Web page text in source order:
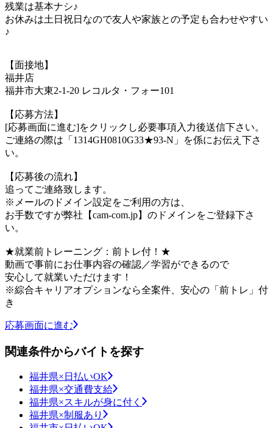
残業は基本ナシ♪
お休みは土日祝日なので友人や家族との予定も合わせやすい
♪
【面接地】
福井店
福井市大東2-1-20 レコルタ・フォー101
【応募方法】
[応募画面に進む]をクリックし必要事項入力後送信下さい。
ご連絡の際は「1314GH0810G33★93-N」を係にお伝え下さ
い。
【応募後の流れ】
追ってご連絡致します。
※メールのドメイン設定をご利用の方は、
お手数ですが弊社【cam-com.jp】のドメインをご登録下さ
い。
★就業前トレーニング：前トレ付！★
動画で事前にお仕事内容の確認／学習ができるので
安心して就業いただけます！
※綜合キャリアオプションなら全案件、安心の「前トレ」付
き
応募画面に進む
関連条件からバイトを探す
福井県×日払いOK
福井県×交通費支給
福井県×スキルが身に付く
福井県×制服あり